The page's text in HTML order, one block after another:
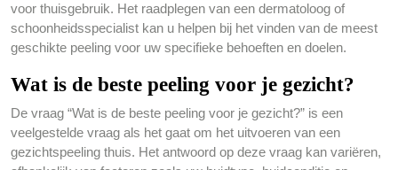
voor thuisgebruik. Het raadplegen van een dermatoloog of
schoonheidsspecialist kan u helpen bij het vinden van de meest
geschikte peeling voor uw specifieke behoeften en doelen.
Wat is de beste peeling voor je gezicht?
De vraag “Wat is de beste peeling voor je gezicht?” is een
veelgestelde vraag als het gaat om het uitvoeren van een
gezichtspeeling thuis. Het antwoord op deze vraag kan variëren,